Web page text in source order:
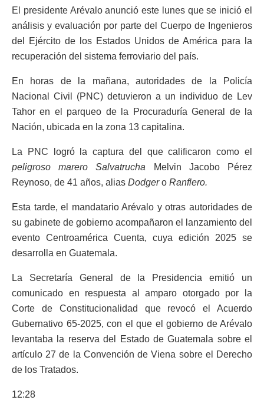
El presidente Arévalo anunció este lunes que se inició el
análisis y evaluación por parte del Cuerpo de Ingenieros
del Ejército de los Estados Unidos de América para la
recuperación del sistema ferroviario del país.
En horas de la mañana, autoridades de la Policía
Nacional Civil (PNC) detuvieron a un individuo de Lev
Tahor en el parqueo de la Procuraduría General de la
Nación, ubicada en la zona 13 capitalina.
La PNC logró la captura del que calificaron como el
peligroso marero Salvatrucha Melvin Jacobo Pérez
Reynoso, de 41 años, alias Dodgero Ranflero.
Esta tarde, el mandatario Arévalo y otras autoridades de
su gabinete de gobierno acompañaron el lanzamiento del
evento Centroamérica Cuenta, cuya edición 2025 se
desarrolla en Guatemala.
La Secretaría General de la Presidencia emitió un
comunicado en respuesta al amparo otorgado por la
Corte de Constitucionalidad que revocó el Acuerdo
Gubernativo 65-2025, con el que el gobierno de Arévalo
levantaba la reserva del Estado de Guatemala sobre el
artículo 27 de la Convención de Viena sobre el Derecho
de los Tratados.
12:28